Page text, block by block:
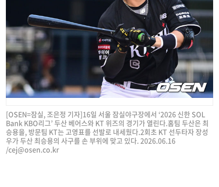
[OSEN=잠실, 조은정 기자]16일 서울 잠실야구장에서 ‘2026 신한 SOL
Bank KBO리그’ 두산 베어스와 KT 위즈의 경기가 열린다.홈팀 두산은 최
승용을, 방문팀 KT는 고영표를 선발로 내세웠다.2회초 KT 선두타자 장성
우가 두산 최승용의 사구를 손 부위에 맞고 있다. 2026.06.16
/cej@osen.co.kr